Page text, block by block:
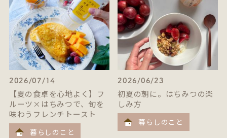
2026/07/14
【夏の食卓を心地よく】フ
ルーツ×はちみつで、旬を
味わうフレンチトースト
暮らしのこと
2026/06/23
初夏の朝に。はちみつの楽
しみ方
暮らしのこと